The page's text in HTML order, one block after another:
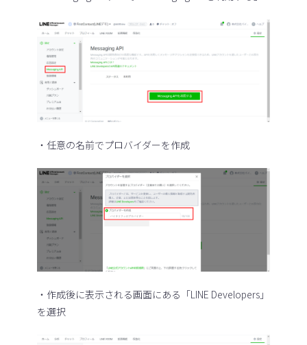
・任意の名前でプロバイダーを作成
・作成後に表示される画面にある「LINE Developers」
を選択